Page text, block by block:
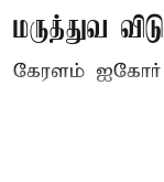
மருத்துவ
கேரளம் ஐகோர்